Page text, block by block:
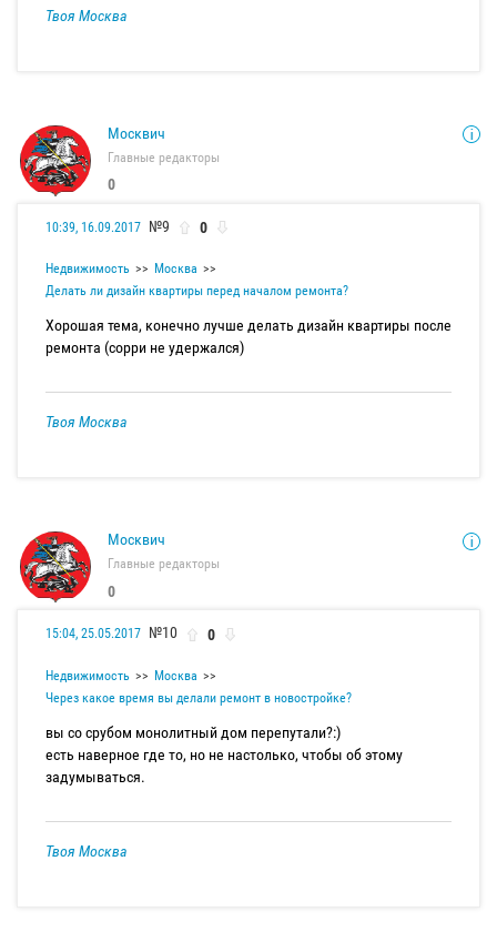
Твоя Москва
Москвич
Главные редакторы
0
10:39, 16.09.2017 №9 0
Недвижимость
Москва
Делать ли дизайн квартиры перед началом ремонта?
Хорошая тема, конечно лучше делать дизайн квартиры после
ремонта (сорри не удержался)
Твоя Москва
Москвич
Главные редакторы
0
15:04, 25.05.2017 №10 0
Недвижимость
Москва
Через какое время вы делали ремонт в новостройке?
вы со срубом монолитный дом перепутали?:)
есть наверное где то, но не настолько, чтобы об этому
задумываться.
Твоя Москва